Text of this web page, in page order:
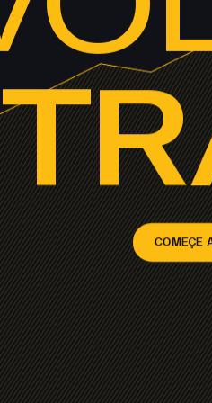
COMEÇE